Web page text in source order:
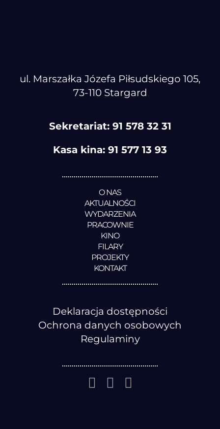
ul. Marszałka Józefa Piłsudskiego 105,
73-110 Stargard
Sekretariat: 91 578 32 31
Kasa kina: 91 577 13 93
O NAS
AKTUALNOŚCI
WYDARZENIA
PRACOWNIE
KINO
FILARY
PROJEKTY
KONTAKT
Deklaracja dostępności
Ochrona danych osobowych
Regulaminy